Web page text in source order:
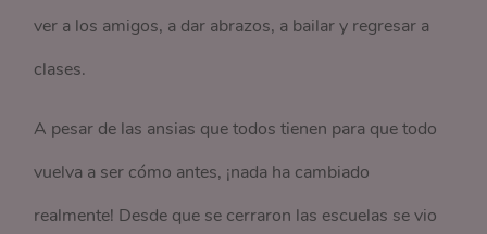
ver a los amigos, a dar abrazos, a bailar y regresar a
clases.
A pesar de las ansias que todos tienen para que todo
vuelva a ser cómo antes, ¡nada ha cambiado
realmente! Desde que se cerraron las escuelas se vio